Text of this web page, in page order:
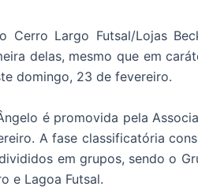
Cerro Largo Futsal/Lojas
delas, mesmo que em
domingo, 23 de fevereiro.
é promovida pela
A fase classificatória
em grupos, sendo o
e Lagoa Futsal.